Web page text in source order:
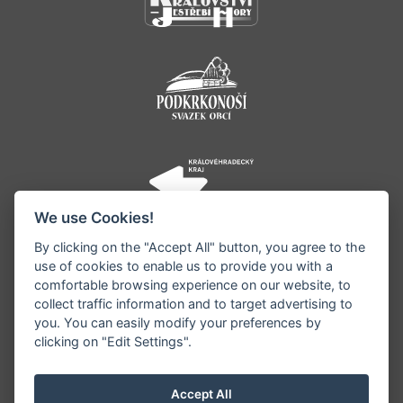
©1996 - 2026 Všechna práva vyhrazena serveru
We use Cookies!
By clicking on the "Accept All" button, you agree to the
use of cookies to enable us to provide you with a
comfortable browsing experience on our website, to
collect traffic information and to target advertising to
you. You can easily modify your preferences by
clicking on "Edit Settings".
Accept All